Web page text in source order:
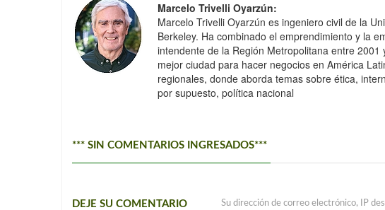
Marcelo Trivelli Oyarzún:
Marcelo Trivelli Oyarzún es ingeniero civil de la
Berkeley. Ha combinado el emprendimiento y la
intendente de la Región Metropolitana entre
mejor ciudad para hacer negocios en América
regionales, donde aborda temas sobre ética,
por supuesto, política nacional
*** SIN COMENTARIOS INGRESADOS***
DEJE SU COMENTARIO Su dirección de correo electrónico, IP